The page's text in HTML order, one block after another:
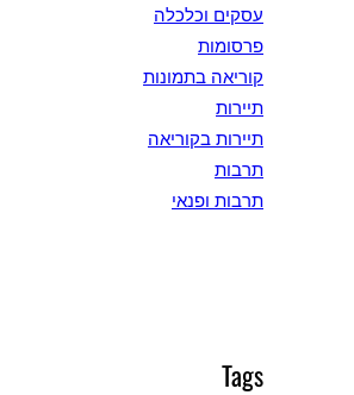
עסקים וכלכלה
פרסומות
קוריאה בתמונות
תיירות
תיירות בקוריאה
תרבות
תרבות ופנאי
Tags